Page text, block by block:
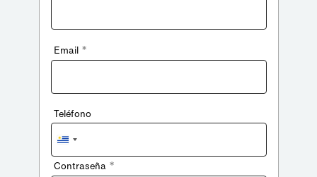
Email *
Teléfono
Uruguay
+598
Contraseña *